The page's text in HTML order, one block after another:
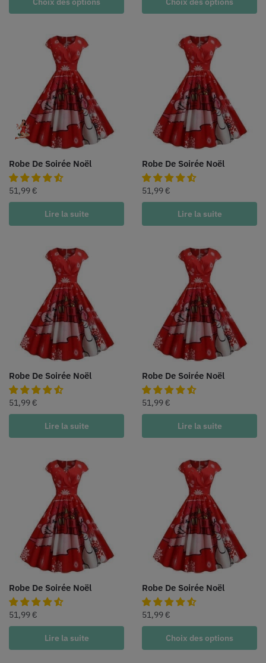
Robe De Soirée Noël
51,99 €
Lire la suite
Robe De Soirée Noël
51,99 €
Lire la suite
Robe De Soirée Noël
51,99 €
Lire la suite
Robe De Soirée Noël
51,99 €
Lire la suite
Robe De Soirée Noël
51,99 €
Lire la suite
Robe De Soirée Noël
51,99 €
Choix des options